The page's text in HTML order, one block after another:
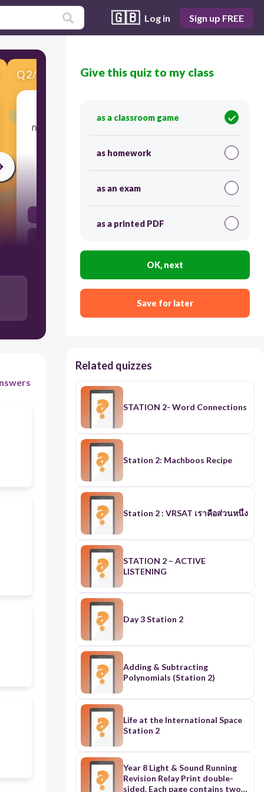
🇬🇧 Log in Sign up FREE
Q2/10 Score 0
​การบริหาร
30
Give this quiz to my class
as a classroom game
as homework
as an exam
as a printed PDF
OK, next
Save for later
Related quizzes
STATION 2- Word Connections
Station 2: Machboos Recipe
Station 2 : VRSAT เราคือส่วนหนึ่ง
STATION 2 – ACTIVE
LISTENING
Day 3 Station 2
Adding & Subtracting
Polynomials (Station 2)
Life at the International Space
Station 2
Year 8 Light & Sound Running
Revision Relay Print double-
sided. Each page contains two